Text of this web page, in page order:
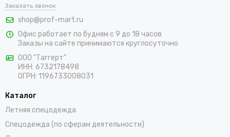
Заказать звонок
shop@prof-mart.ru
Офис работает по будням с 9 до 18 часов
Заказы на сайте принимаются круглосуточно
ООО "Таггерт"
ИНН: 6732178498
ОГРН: 1196733008031
Каталог
Летняя спецодежда
Спецодежда (по сферам деятельности)